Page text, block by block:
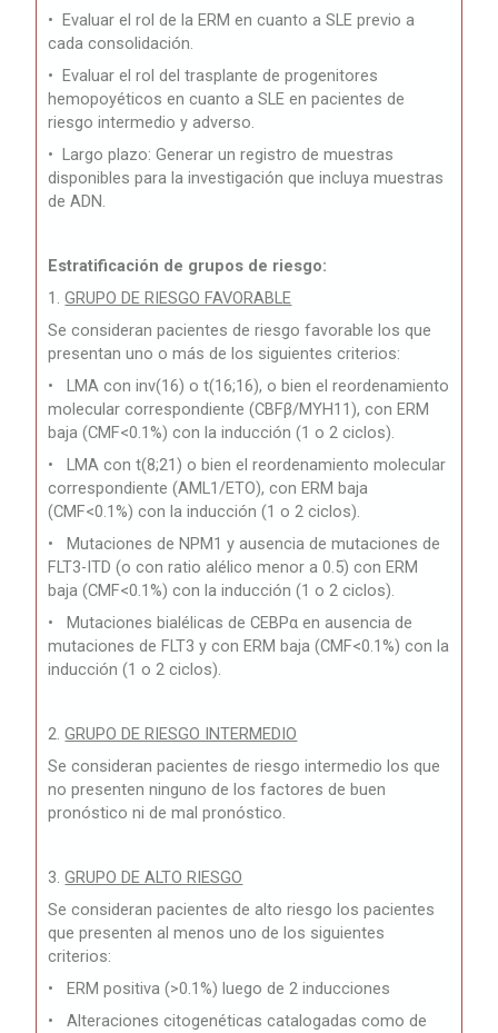
• Evaluar el rol de la ERM en cuanto a SLE previo a
cada consolidación.
• Evaluar el rol del trasplante de progenitores
hemopoyéticos en cuanto a SLE en pacientes de
riesgo intermedio y adverso.
• Largo plazo: Generar un registro de muestras
disponibles para la investigación que incluya muestras
de ADN.
Estratificación de grupos de riesgo:
1. GRUPO DE RIESGO FAVORABLE
Se consideran pacientes de riesgo favorable los que
presentan uno o más de los siguientes criterios:
• LMA con inv(16) o t(16;16), o bien el reordenamiento
molecular correspondiente (CBFβ/MYH11), con ERM
baja (CMF<0.1%) con la inducción (1 o 2 ciclos).
• LMA con t(8;21) o bien el reordenamiento molecular
correspondiente (AML1/ETO), con ERM baja
(CMF<0.1%) con la inducción (1 o 2 ciclos).
• Mutaciones de NPM1 y ausencia de mutaciones de
FLT3-ITD (o con ratio alélico menor a 0.5) con ERM
baja (CMF<0.1%) con la inducción (1 o 2 ciclos).
• Mutaciones bialélicas de CEBPα en ausencia de
mutaciones de FLT3 y con ERM baja (CMF<0.1%) con la
inducción (1 o 2 ciclos).
2.GRUPO DE RIESGO INTERMEDIO
Se consideran pacientes de riesgo intermedio los que
no presenten ninguno de los factores de buen
pronóstico ni de mal pronóstico.
3.GRUPO DE ALTO RIESGO
Se consideran pacientes de alto riesgo los pacientes
que presenten al menos uno de los siguientes
criterios:
• ERM positiva (>0.1%) luego de 2 inducciones
• Alteraciones citogenéticas catalogadas como de